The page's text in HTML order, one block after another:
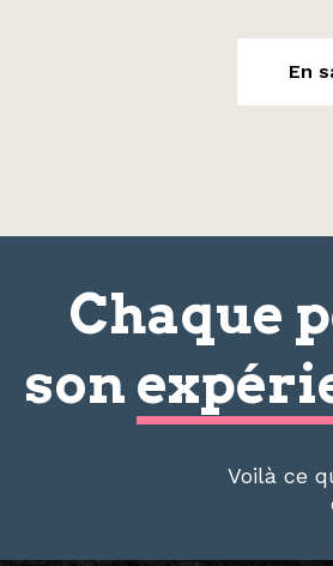
En
Chaque
son
Voilà ce